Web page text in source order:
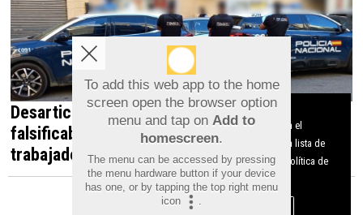
Desarticulada en Orihuela una red que
falsificaba documentos para contratar
trabajadores irregulares
To add this web app to the home
screen open the browser option
menu and tap on Add to
homescreen.
The menu can be accessed by pressing
the menu hardware button if your device
has one, or by tapping the top right menu
icon
.
Aviso sobre el Uso de cookies:
Utilizamos cookies nuestras y de terceros para el
funcionamiento del digital. Puedes consultar la lista de
cookies y como desconectarlas. Ver nuestra Política de
Privacidad y Cookies
Aceptar Cookies